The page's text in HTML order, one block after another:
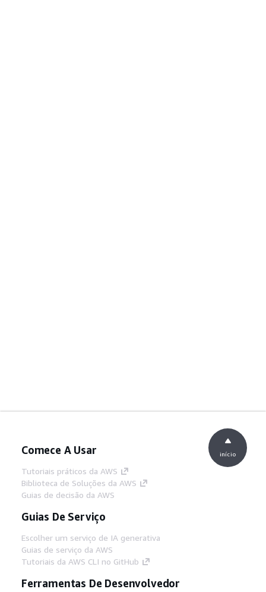
Comece A Usar
Tutoriais práticos da AWS
Biblioteca de Soluções da AWS
Guias de decisão da AWS
Guias De Serviço
Escolher um serviço de IA generativa
Guias de serviço da AWS
Tutoriais da AWS CLI no GitHub
Ferramentas De Desenvolvedor
início